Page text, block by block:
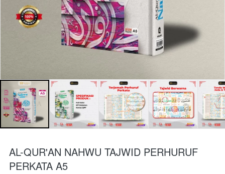
AL-QUR'AN NAHWU TAJWID PERHURUF
PERKATA A5